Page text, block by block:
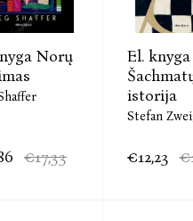
Norų
€17,33
El. knyga
istorija
Stefan
€12,23